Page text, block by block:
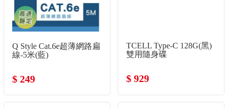
Q Style Cat.6e超薄網路扁
線-5米(藍)
$ 249
TCELL Type-C 128G(黑)
雙用隨身碟
$ 929